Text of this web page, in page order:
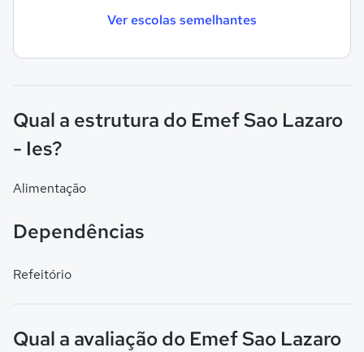
Ver escolas semelhantes
Qual a estrutura do Emef Sao Lazaro
- Ies?
Alimentação
Dependências
Refeitório
Qual a avaliação do Emef Sao Lazaro